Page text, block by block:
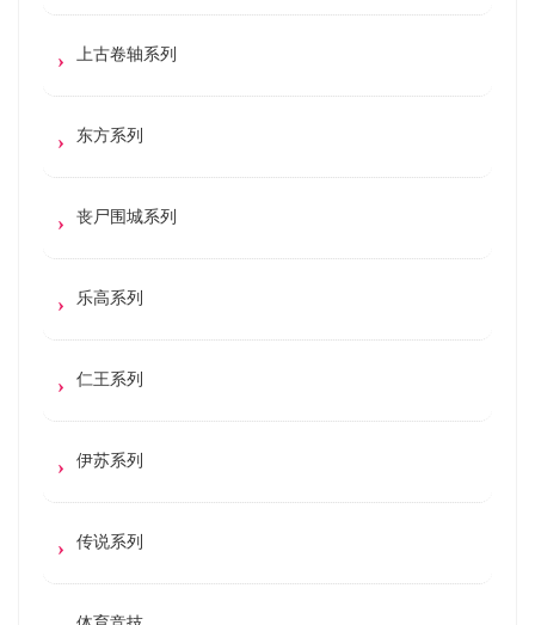
上古卷轴系列
东方系列
丧尸围城系列
乐高系列
仁王系列
伊苏系列
传说系列